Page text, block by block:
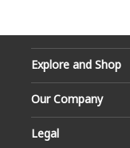
Explore and Shop
Our Company
Legal